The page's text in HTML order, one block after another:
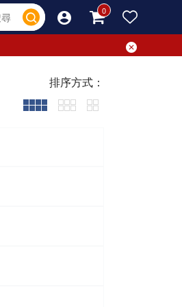
排序方式：